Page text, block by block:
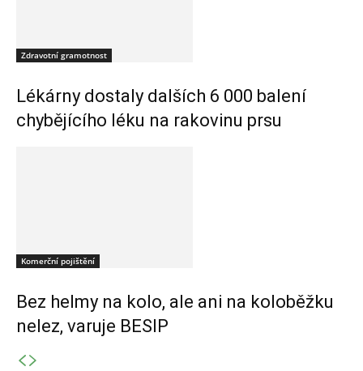
Zdravotní gramotnost
Lékárny dostaly dalších 6 000 balení
chybějícího léku na rakovinu prsu
Komerční pojištění
Bez helmy na kolo, ale ani na koloběžku
nelez, varuje BESIP